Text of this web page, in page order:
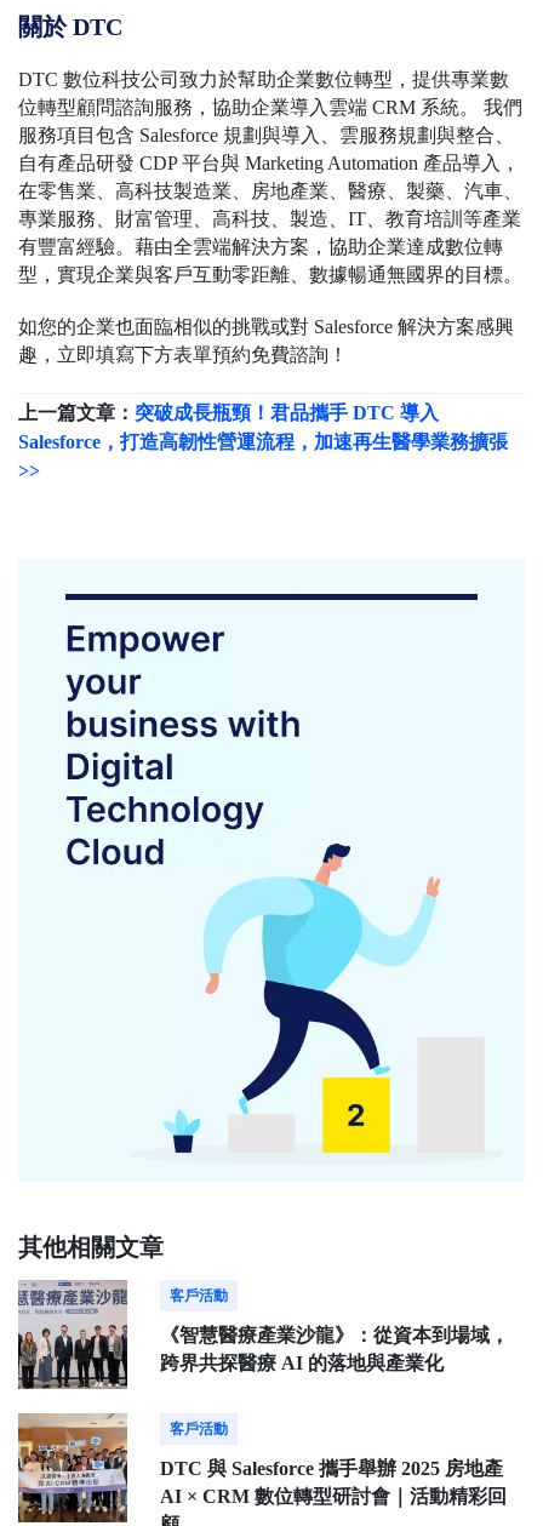
關於 DTC
DTC 數位科技公司致力於幫助企業數位轉型，提供專業數
位轉型顧問諮詢服務，協助企業導入雲端 CRM 系統。 我們
服務項目包含 Salesforce 規劃與導入、雲服務規劃與整合、
自有產品研發 CDP 平台與 Marketing Automation 產品導入，
在零售業、高科技製造業、房地產業、醫療、製藥、汽車、
專業服務、財富管理、高科技、製造、IT、教育培訓等產業
有豐富經驗。藉由全雲端解決方案，協助企業達成數位轉
型，實現企業與客戶互動零距離、數據暢通無國界的目標。
如您的企業也面臨相似的挑戰或對 Salesforce 解決方案感興
趣，立即填寫下方表單預約免費諮詢！
上一篇文章： 突破成長瓶頸！君品攜手 DTC 導入
Salesforce，打造高韌性營運流程，加速再生醫學業務擴張
>>
其他相關文章
客戶活動
《智慧醫療產業沙龍》：從資本到場域，
跨界共探醫療 AI 的落地與產業化
客戶活動
DTC 與 Salesforce 攜手舉辦 2025 房地產
AI × CRM 數位轉型研討會｜活動精彩回